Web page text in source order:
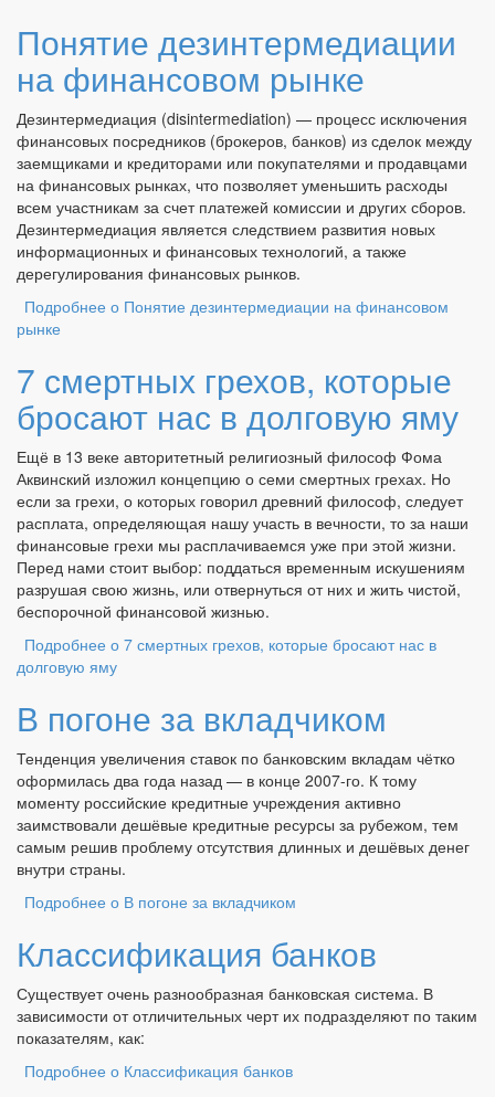
Понятие дезинтермедиации
на финансовом рынке
Дезинтермедиация (disintermediation) — процесс исключения
финансовых посредников (брокеров, банков) из сделок между
заемщиками и кредиторами или покупателями и продавцами
на финансовых рынках, что позволяет уменьшить расходы
всем участникам за счет платежей комиссии и других сборов.
Дезинтермедиация является следствием развития новых
информационных и финансовых технологий, а также
дерегулирования финансовых рынков.
Подробнее о Понятие дезинтермедиации на финансовом
рынке
7 смертных грехов, которые
бросают нас в долговую яму
Ещё в 13 веке авторитетный религиозный философ Фома
Аквинский изложил концепцию о семи смертных грехах. Но
если за грехи, о которых говорил древний философ, следует
расплата, определяющая нашу участь в вечности, то за наши
финансовые грехи мы расплачиваемся уже при этой жизни.
Перед нами стоит выбор: поддаться временным искушениям
разрушая свою жизнь, или отвернуться от них и жить чистой,
беспорочной финансовой жизнью.
Подробнее о 7 смертных грехов, которые бросают нас в
долговую яму
В погоне за вкладчиком
Тенденция увеличения ставок по банковским вкладам чётко
оформилась два года назад — в конце 2007-го. К тому
моменту российские кредитные учреждения активно
заимствовали дешёвые кредитные ресурсы за рубежом, тем
самым решив проблему отсутствия длинных и дешёвых денег
внутри страны.
Подробнее о В погоне за вкладчиком
Классификация банков
Существует очень разнообразная банковская система. В
зависимости от отличительных черт их подразделяют по таким
показателям, как:
Подробнее о Классификация банков